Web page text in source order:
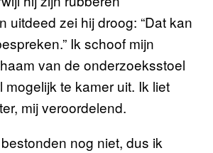
uitdeed zei hij droog: “Dat kan
Ik schoof mijn
van de onderzoeksstoel
mogelijk te kamer uit. Ik liet
mij veroordelend.
nog niet, dus ik